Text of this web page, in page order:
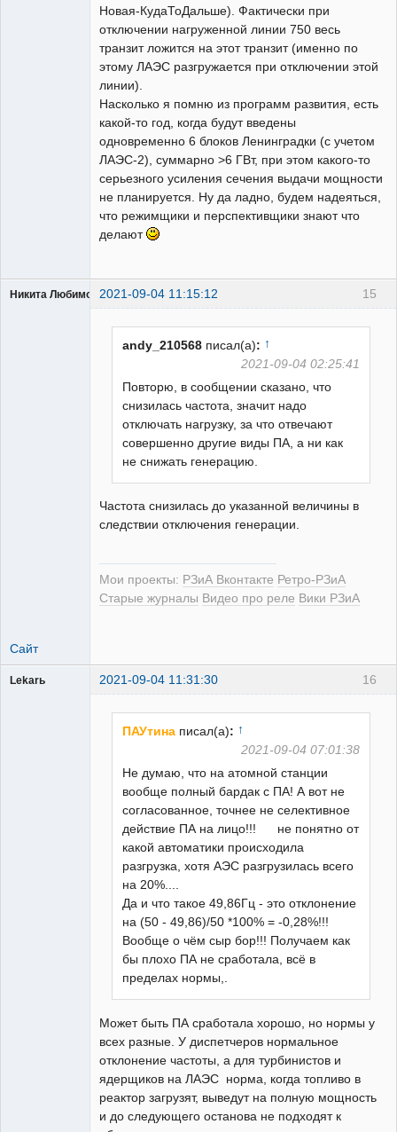
Новая-КудаТоДальше). Фактически при
отключении нагруженной линии 750 весь
транзит ложится на этот транзит (именно по
этому ЛАЭС разгружается при отключении этой
линии).
Насколько я помню из программ развития, есть
какой-то год, когда будут введены
одновременно 6 блоков Ленинградки (с учетом
ЛАЭС-2), суммарно >6 ГВт, при этом какого-то
серьезного усиления сечения выдачи мощности
не планируется. Ну да ладно, будем надеяться,
что режимщики и перспективщики знают что
делают
15
Никита Любимов 2021-09-04 11:15:12
andy_210568 писал(а): ↑
2021-09-04 02:25:41
Повторю, в сообщении сказано, что
снизилась частота, значит надо
отключать нагрузку, за что отвечают
совершенно другие виды ПА, а ни как
не снижать генерацию.
Частота снизилась до указанной величины в
следствии отключения генерации.
Мои проекты: РЗиА Вконтакте Ретро-РЗиА
Старые журналы Видео про реле Вики РЗиА
Сайт
16
Lekarь 2021-09-04 11:31:30
ПАУтина писал(а): ↑
2021-09-04 07:01:38
Не думаю, что на атомной станции
вообще полный бардак с ПА! А вот не
согласованное, точнее не селективное
действие ПА на лицо!!! не понятно от
какой автоматики происходила
разгрузка, хотя АЭС разгрузилась всего
на 20%....
Да и что такое 49,86Гц - это отклонение
на (50 - 49,86)/50 *100% = -0,28%!!!
Вообще о чём сыр бор!!! Получаем как
бы плохо ПА не сработала, всё в
пределах нормы,.
Может быть ПА сработала хорошо, но нормы у
всех разные. У диспетчеров нормальное
отклонение частоты, а для турбинистов и
ядерщиков на ЛАЭС норма, когда топливо в
реактор загрузят, выведут на полную мощность
и до следующего останова не подходят к